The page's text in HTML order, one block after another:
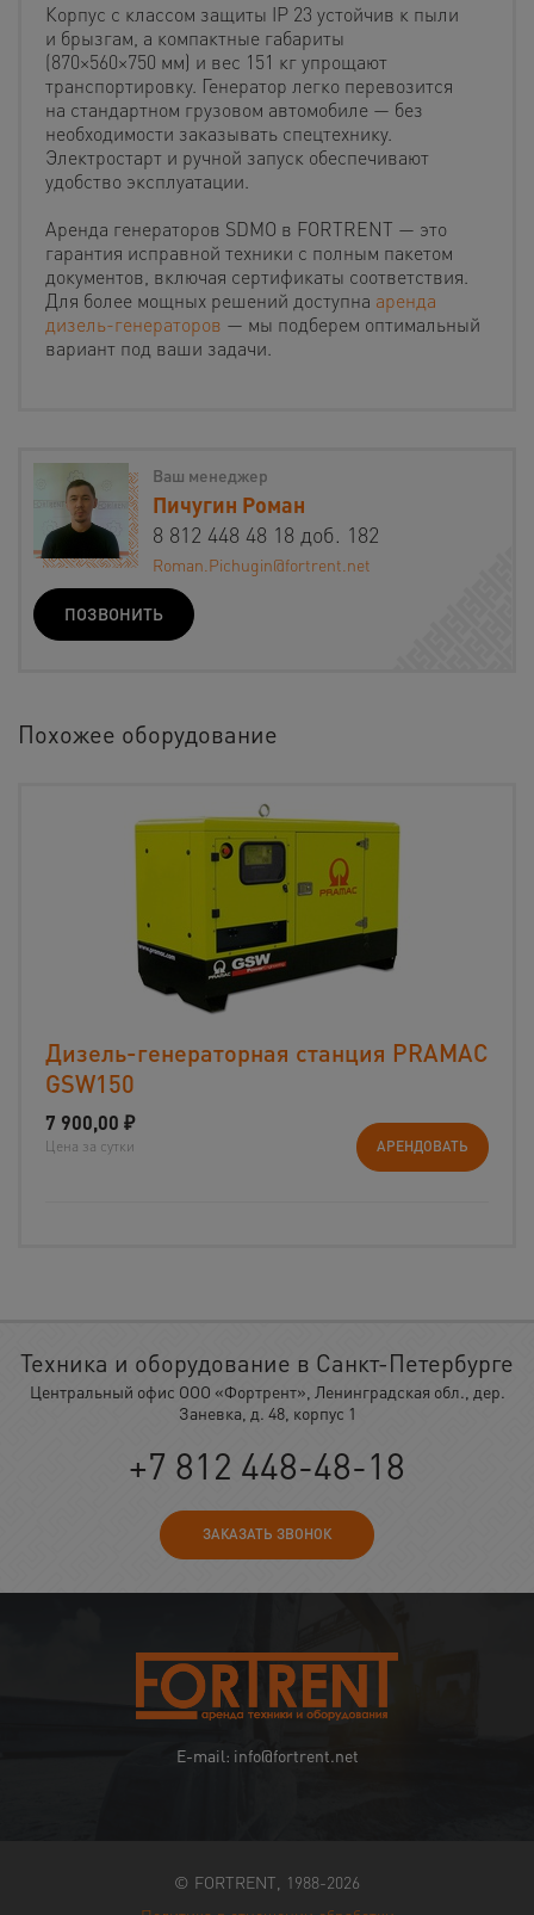
Корпус с классом защиты IP 23 устойчив к пыли
и брызгам, а компактные габариты
(870×560×750 мм) и вес 151 кг упрощают
транспортировку. Генератор легко перевозится
на стандартном грузовом автомобиле — без
необходимости заказывать спецтехнику.
Электростарт и ручной запуск обеспечивают
удобство эксплуатации.
Аренда генераторов SDMO в FORTRENT — это
гарантия исправной техники с полным пакетом
документов, включая сертификаты соответствия.
Для более мощных решений доступна аренда
дизель-генераторов — мы подберем оптимальный
вариант под ваши задачи.
Ваш менеджер
Пичугин Роман
8 812 448 48 18 доб. 182
Roman.Pichugin@fortrent.net
ПОЗВОНИТЬ
Похожее оборудование
Дизель-генераторная станция PRAMAC
GSW150
7 900,00 ₽
Цена за сутки АРЕНДОВАТЬ
Техника и оборудование в Санкт-Петербурге
Центральный офис ООО «Фортрент», Ленинградская обл., дер.
Заневка, д. 48, корпус 1
+7 812 448-48-18
ЗАКАЗАТЬ ЗВОНОК
E-mail: info@fortrent.net
© FORTRENT, 1988-2026